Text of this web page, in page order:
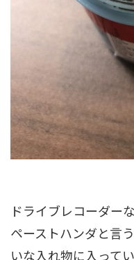
ドライブレコーダー
ペーストハンダと言
いな入れ物に入って